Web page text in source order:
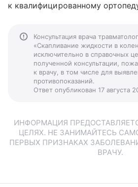
к квалифицированному
Консультация врача
«Скапливание жидкости в
исключительно в справочных
полученной консультации,
к врачу, в том числе для
противопоказаний.
Ответ опубликован 17 августа
ИНФОРМАЦИЯ
ЦЕЛЯХ. НЕ ЗАНИМАЙТЕСЬ
ПЕРВЫХ ПРИЗНАКАХ
ВРАЧУ.